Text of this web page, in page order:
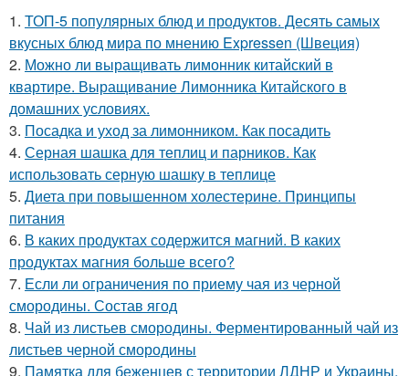
1. ТОП-5 популярных блюд и продуктов. Десять самых
вкусных блюд мира по мнению Expressen (Швеция)
2. Можно ли выращивать лимонник китайский в
квартире. Выращивание Лимонника Китайского в
домашних условиях.
3. Посадка и уход за лимонником. Как посадить
4. Серная шашка для теплиц и парников. Как
использовать серную шашку в теплице
5. Диета при повышенном холестерине. Принципы
питания
6. В каких продуктах содержится магний. В каких
продуктах магния больше всего?
7. Если ли ограничения по приему чая из черной
смородины. Состав ягод
8. Чай из листьев смородины. Ферментированный чай из
листьев черной смородины
9. Памятка для беженцев с территории ЛДНР и Украины.